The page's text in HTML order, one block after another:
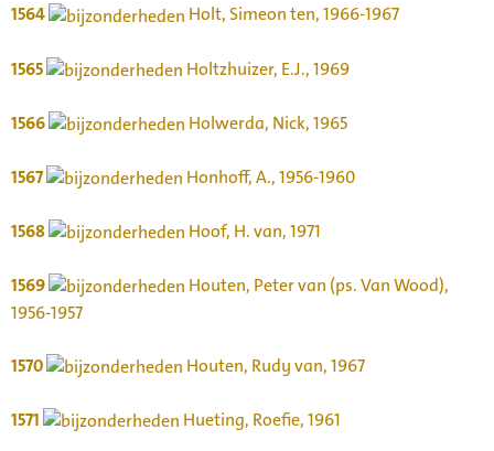
1564 Holt, Simeon ten, 1966-1967
1565 Holtzhuizer, E.J., 1969
1566 Holwerda, Nick, 1965
1567 Honhoff, A., 1956-1960
1568 Hoof, H. van, 1971
1569
Houten, Peter van (ps. Van Wood),
1956-1957
1570 Houten, Rudy van, 1967
1571 Hueting, Roefie, 1961